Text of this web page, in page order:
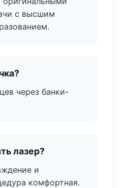
с высшим
через банки-
лазер?
и
комфортная.